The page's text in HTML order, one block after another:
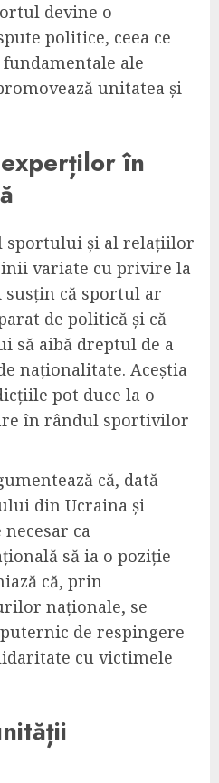
devine o
politice, ceea ce
ale
unitatea și
în
sportului și al relațiilor
variate cu privire la
susțin că sportul ar
de politică și că
să aibă dreptul de a
naționalitate. Aceștia
pot duce la o
în rândul sportivilor
că, dată
din Ucraina și
ca
să ia o poziție
că, prin
naționale, se
de respingere
cu victimele